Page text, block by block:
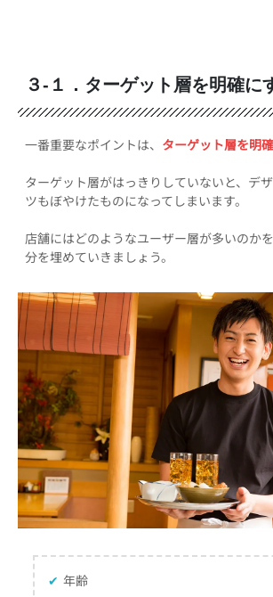
３-１．ターゲット層を明確に
一番重要なポイントは、 ターゲット層を明
ターゲット層がはっきりしていないと、デ
ツもぼやけたものになってしまいます。
店舗にはどのようなユーザー層が多いのか
分を埋めていきましょう。
✔ 年齢